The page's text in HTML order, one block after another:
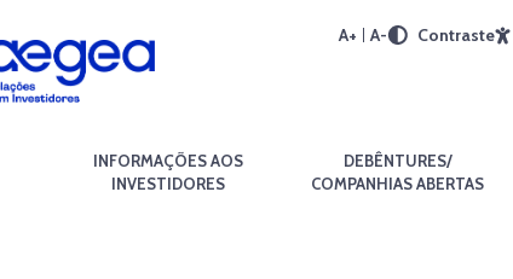
A+ A- Contraste
INFORMAÇÕES AOS
INVESTIDORES
DEBÊNTURES/
COMPANHIAS ABERTAS